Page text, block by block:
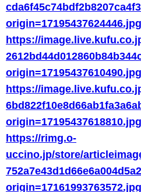
origin=17195437624446.jpg
https://
origin=17195437610490.jpg
https://
origin=17195437618810.jpg
https://rimg.o-
uccino.jp/store/
origin=17161993763572.jpg